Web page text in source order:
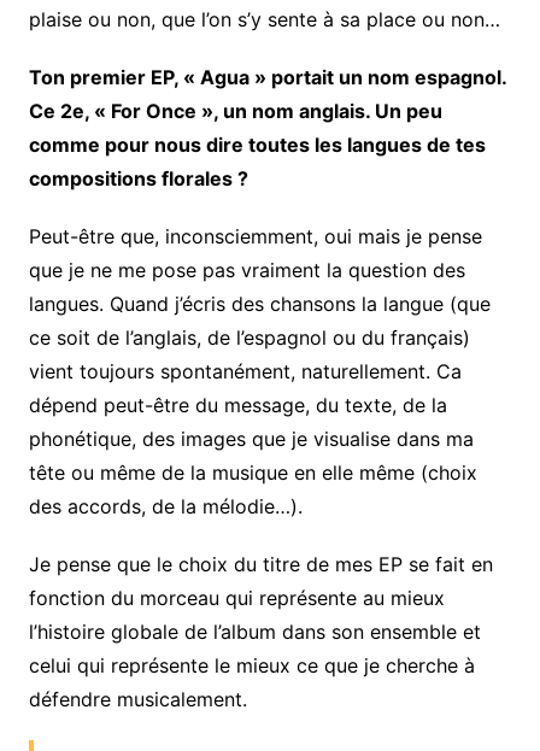
plaise ou non, que l’on s’y sente à sa place ou non…
Ton premier EP, « Agua » portait un nom espagnol.
Ce 2e, « For Once », un nom anglais. Un peu
comme pour nous dire toutes les langues de tes
compositions florales ?
Peut-être que, inconsciemment, oui mais je pense
que je ne me pose pas vraiment la question des
langues. Quand j’écris des chansons la langue (que
ce soit de l’anglais, de l’espagnol ou du français)
vient toujours spontanément, naturellement. Ca
dépend peut-être du message, du texte, de la
phonétique, des images que je visualise dans ma
tête ou même de la musique en elle même (choix
des accords, de la mélodie…).
Je pense que le choix du titre de mes EP se fait en
fonction du morceau qui représente au mieux
l’histoire globale de l’album dans son ensemble et
celui qui représente le mieux ce que je cherche à
défendre musicalement.